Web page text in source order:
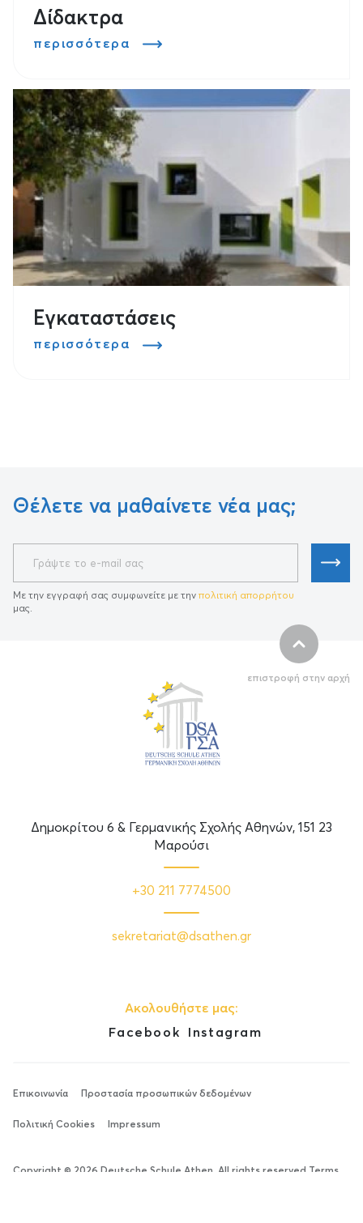
Δίδακτρα
περισσότερα
Εγκαταστάσεις
περισσότερα
Θέλετε να μαθαίνετε νέα μας;
Με την εγγραφή σας συμφωνείτε με την πολιτική απορρήτου
μας.
επιστροφή στην αρχή
Δημοκρίτου 6 & Γερμανικής Σχολής Αθηνών, 151 23
Μαρούσι
+30 211 7774500
sekretariat@dsathen.gr
Ακολουθήστε μας:
Facebook Instagram
Επικοινωνία Προστασία προσωπικών δεδομένων
Πολιτική Cookies Impressum
Copyright © 2026 Deutsche Schule Athen. All rights reserved Terms